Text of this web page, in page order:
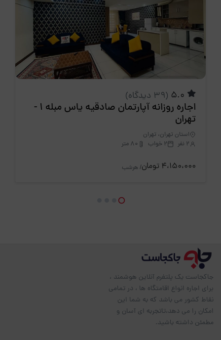
(39 دیدگاه)
اجاره روزانه آپارتمان صادقیه یاس مبله 1 -
تهران
استان تهران، تهران
2 نفر
2 خواب 80 متر
4،150،000 تومان / هرشب
جاکجاست یک پلتفرم آنلاین هوشمند ،
برای اجاره انواع اقامتگاه ها ، در تمامی
نقاط کشور می باشد که به شما این
امکان را می دهد،تاتجربه ای آسان و
مطمئن داشته باشید.